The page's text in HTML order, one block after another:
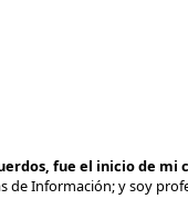
fue el inicio de mi
de Información; y soy